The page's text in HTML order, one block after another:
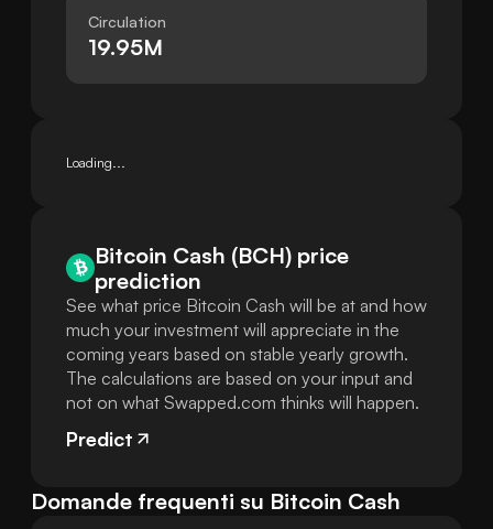
Circulation
19.95M
Loading...
Bitcoin Cash (BCH) price
prediction
See what price Bitcoin Cash will be at and how
much your investment will appreciate in the
coming years based on stable yearly growth.
The calculations are based on your input and
not on what Swapped.com thinks will happen.
Predict
Domande frequenti su Bitcoin Cash